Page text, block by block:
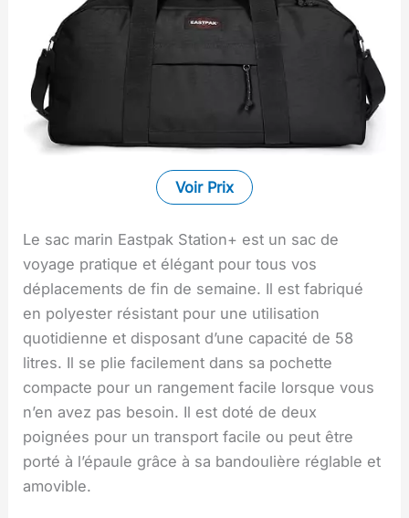
Voir Prix
Le sac marin Eastpak Station+ est un sac de
voyage pratique et élégant pour tous vos
déplacements de fin de semaine. Il est fabriqué
en polyester résistant pour une utilisation
quotidienne et disposant d’une capacité de 58
litres. Il se plie facilement dans sa pochette
compacte pour un rangement facile lorsque vous
n’en avez pas besoin. Il est doté de deux
poignées pour un transport facile ou peut être
porté à l’épaule grâce à sa bandoulière réglable et
amovible.